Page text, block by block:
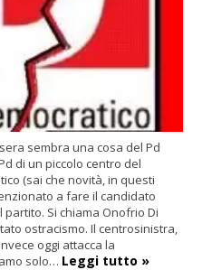
sembra una cosa del Pd
di un piccolo centro del
(sai che novità, in questi
a fare il candidato
Si chiama Onofrio Di
ostracismo. Il centrosinistra,
oggi attacca la
solo… Leggi tutto »